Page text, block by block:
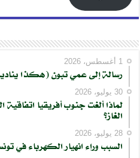
1 أغسطس، 2026
رسالة إلى عمي تبون (هكذا
30 يوليو، 2026
لماذا ألغت جنوب أفريقيا
الغاز؟
28 يوليو، 2026
السبب وراء انهيار الكهرباء في